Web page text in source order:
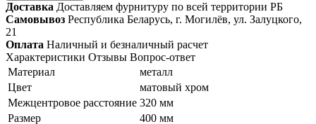
Доставка Доставляем фурнитуру по всей территории РБ
Самовывоз Республика Беларусь, г. Могилёв, ул. Залуцкого,
21
Оплата Наличный и безналичный расчет
Характеристики Отзывы Вопрос-ответ
Материал
металл
Цвет
матовый хром
Межцентровое расстояние 320 мм
Размер
400 мм